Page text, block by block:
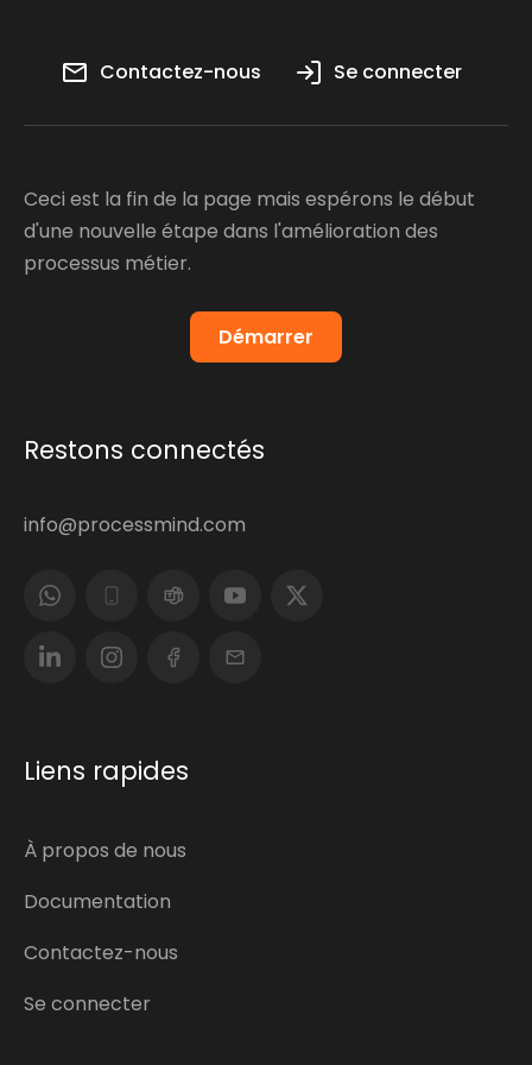
Contactez-nous Se connecter
Ceci est la fin de la page mais espérons le début
d'une nouvelle étape dans l'amélioration des
processus métier.
Démarrer
Restons connectés
info@processmind.com
Liens rapides
À propos de nous
Documentation
Contactez-nous
Se connecter